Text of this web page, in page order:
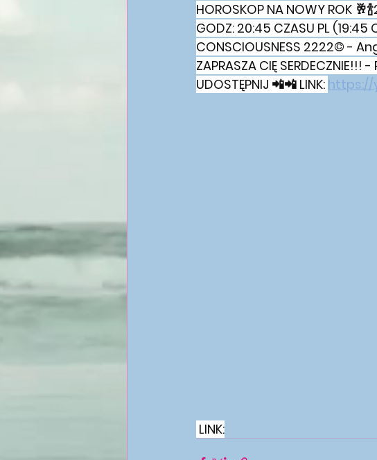
HOROSKOP NA NOWY ROK
GODZ: 20:45 CZASU PL (19:45
CONSCIOUSNESS 2222© -
ZAPRASZA CIĘ
UDOSTĘPNIJ 📲📲 LINK: https://
LINK: